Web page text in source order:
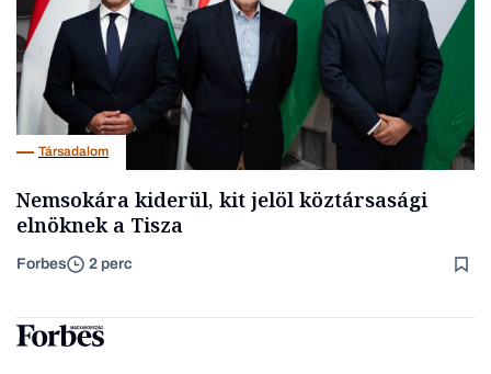
Társadalom
Nemsokára kiderül, kit jelöl köztársasági
elnöknek a Tisza
Forbes 2 perc